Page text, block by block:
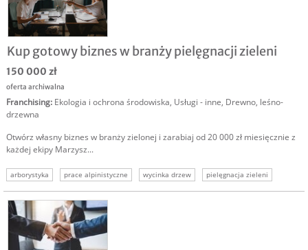
Kup gotowy biznes w branży pielęgnacji zieleni
150 000 zł
oferta archiwalna
Franchising: Ekologia i ochrona środowiska, Usługi - inne, Drewno, leśno-
drzewna
Otwórz własny biznes w branży zielonej i zarabiaj od 20 000 zł miesięcznie z
każdej ekipy Marzysz...
arborystyka prace alpinistyczne wycinka drzew
pielęgnacja zieleni
ogrodnictwo
praca na wysokościach dochodowa branża